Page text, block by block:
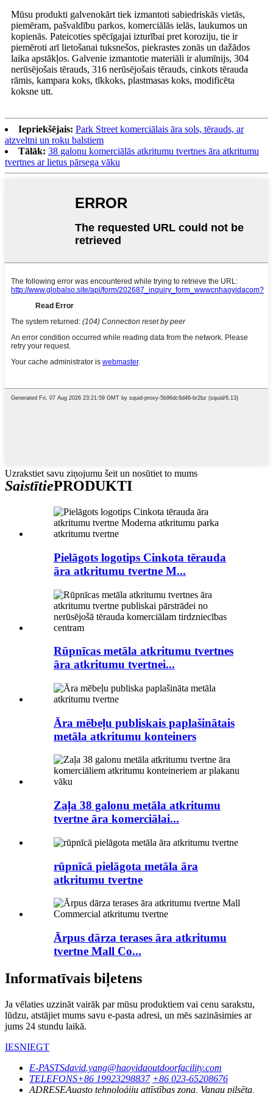
Mūsu produkti galvenokārt tiek izmantoti sabiedriskās vietās,
piemēram, pašvaldību parkos, komerciālās ielās, laukumos un
kopienās. Pateicoties spēcīgajai izturībai pret koroziju, tie ir
piemēroti arī lietošanai tuksnešos, piekrastes zonās un dažādos
laika apstākļos. Galvenie izmantotie materiāli ir alumīnijs, 304
nerūsējošais tērauds, 316 nerūsējošais tērauds, cinkots tērauda
rāmis, kampara koks, tīkkoks, plastmasas koks, modificēta
koksne utt.
Iepriekšējais: Park Street komerciālais āra sols, tērauds, ar
atzveltni un roku balstiem
Tālāk: 38 galonu komerciālās atkritumu tvertnes āra atkritumu
tvertnes ar lietus pārsega vāku
Uzrakstiet savu ziņojumu šeit un nosūtiet to mums
SaistītiePRODUKTI
Pielāgots logotips Cinkota tērauda
āra atkritumu tvertne M...
Rūpnīcas metāla atkritumu tvertnes
āra atkritumu tvertnei...
Āra mēbeļu publiskais paplašinātais
metāla atkritumu konteiners
Zaļa 38 galonu metāla atkritumu
tvertne āra komerciālai...
rūpnīcā pielāgota metāla āra
atkritumu tvertne
Ārpus dārza terases āra atkritumu
tvertne Mall Co...
Informatīvais biļetens
Ja vēlaties uzzināt vairāk par mūsu produktiem vai cenu sarakstu,
lūdzu, atstājiet mums savu e-pasta adresi, un mēs sazināsimies ar
jums 24 stundu laikā.
IESNIEGT
E-PASTSdavid.yang@haoyidaoutdoorfacility.com
TELEFONS+86 19923298837 +86 023-65208676
ADRESEAugsto tehnoloģiju attīstības zona, Vangu pilsēta,